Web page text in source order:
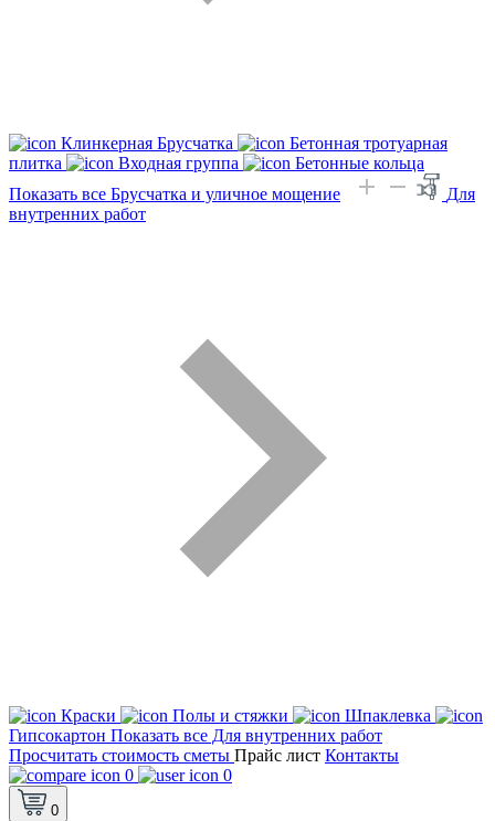
Клинкерная Брусчатка
Бетонная тротуарная
плитка
Входная группа
Бетонные кольца
Показать все Брусчатка и уличное мощение
Для
внутренних работ
Краски Полы и стяжки
Шпаклевка
Гипсокартон Показать все Для внутренних работ
Просчитать стоимость сметы Прайс лист Контакты
0
0
0